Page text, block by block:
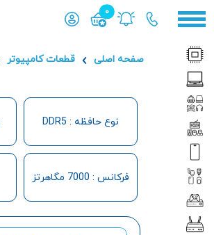
0
محصول افزوده شده به سبد
صفحه اصلی قطعات کامپیوتر
نوع حافظه : DDR5
فرکانس : 7000 مگاهرتز